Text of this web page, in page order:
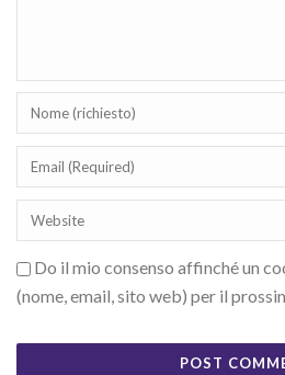
Do il mio consenso affinché un
(nome, email, sito web) per il